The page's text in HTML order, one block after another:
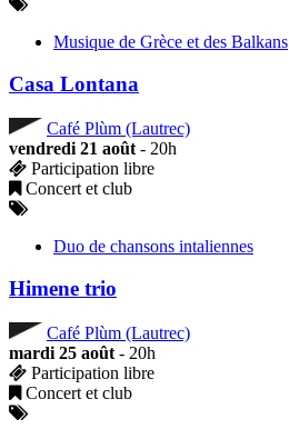
Musique de Grèce et des Balkans
Casa Lontana
Café Plùm (Lautrec)
vendredi 21 août - 20h
Participation libre
Concert et club
Duo de chansons intaliennes
Himene trio
Café Plùm (Lautrec)
mardi 25 août - 20h
Participation libre
Concert et club